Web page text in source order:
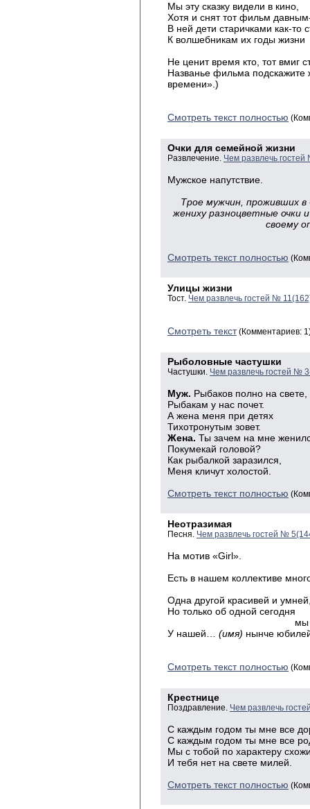
Мы эту сказку видели в кино,
Хотя и снят тот фильм
В ней дети старичками как-то
К волшебникам их годы жизни
Не ценит время кто, тот вмиг
Названье фильма подскажите
времени».)
Смотреть текст полностью
Очки для семейной жизни
Развлечение. Чем развлечь
Мужское напутствие.
Трое мужчин, проживших
жениху разноцветные очки
своему
Смотреть текст полностью
Улицы жизни
Тост. Чем развлечь гостей №
Смотреть текст(Комментариев:
Рыболовные частушки
Частушки. Чем развлечь гостей №
Муж. Рыбаков полно на свете,
Рыбакам у нас почет.
А жена меня при детях
Тихотронутым зовет.
Жена. Ты зачем на мне
Покумекай головой?
Как рыбалкой заразился,
Меня кличут холостой.
Смотреть текст полностью
Неотразимая
Песня. Чем развлечь гостей №
На мотив «Girl».
Есть в нашем коллективе
Одна другой красивей и
Но только об одной сегодня
мы
У нашей… (имя) нынче
Смотреть текст полностью
Крестнице
Поздравление. Чем развлечь
С каждым годом ты мне все
С каждым годом ты мне все
Мы с тобой по характеру
И тебя нет на свете милей.
Смотреть текст полностью